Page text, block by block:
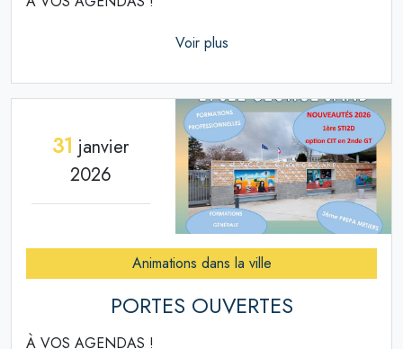
Voir plus
31 janvier
2026
Animations dans la ville
PORTES OUVERTES
À VOS AGENDAS !